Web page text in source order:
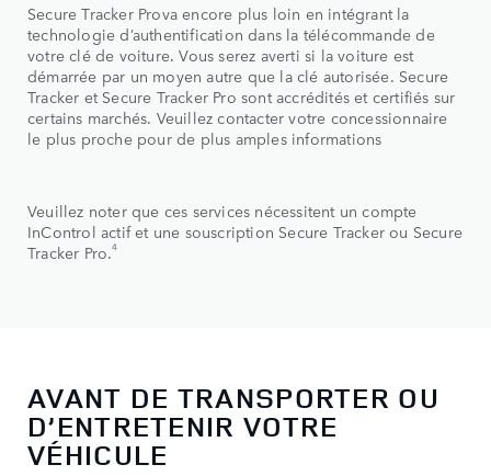
Secure Tracker Prova encore plus loin en intégrant la
technologie d’authentification dans la télécommande de
votre clé de voiture. Vous serez averti si la voiture est
démarrée par un moyen autre que la clé autorisée. Secure
Tracker et Secure Tracker Pro sont accrédités et certifiés sur
certains marchés. Veuillez contacter votre concessionnaire
le plus proche pour de plus amples informations
Veuillez noter que ces services nécessitent un compte
InControl actif et une souscription Secure Tracker ou Secure
Tracker Pro.4
AVANT DE TRANSPORTER OU
D’ENTRETENIR VOTRE
VÉHICULE